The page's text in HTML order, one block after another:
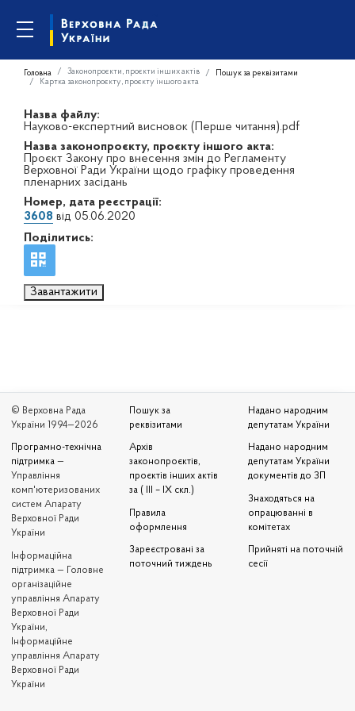
Головна Законопроєкти, проєкти інших актів
Пошук за реквізитами
Картка законопроєкту, проєкту іншого акта
Назва файлу:
Науково-експертний висновок (Перше читання).pdf
Назва законопроєкту, проєкту іншого акта:
Проєкт Закону про внесення змін до Регламенту
Верховної Ради України щодо графіку проведення
пленарних засідань
Номер, дата реєстрації:
3608 від 05.06.2020
Поділитись:
Завантажити
© Верховна Рада
України 1994—2026
Програмно-технічна
підтримка —
Управління
комп'ютеризованих
систем Апарату
Верховної Ради
України
Iнформаційна
підтримка — Головне
організаційне
управління Апарату
Верховної Ради
України,
Інформаційне
управління Апарату
Верховної Ради
України
Пошук за
реквізитами
Архів
законопроєктів,
проєктів інших актів
за ( III – IX скл.)
Правила
оформлення
Зареєстровані за
поточний тиждень
Надано народним
депутатам України
Надано народним
депутатам України
документів до ЗП
Знаходяться на
опрацюванні в
комітетах
Прийняті на поточній
сесії